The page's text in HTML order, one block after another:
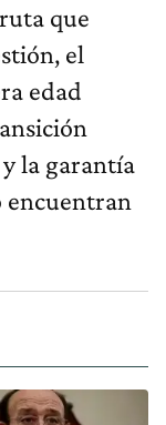
que
el
edad
la garantía
encuentran